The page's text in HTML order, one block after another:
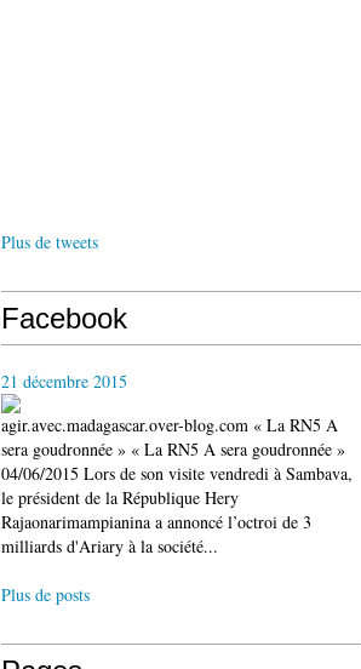
Plus de tweets
Facebook
21 décembre 2015
agir.avec.madagascar.over-blog.com « La RN5 A
sera goudronnée » « La RN5 A sera goudronnée »
04/06/2015 Lors de son visite vendredi à Sambava,
le président de la République Hery
Rajaonarimampianina a annoncé l’octroi de 3
milliards d'Ariary à la société...
Plus de posts